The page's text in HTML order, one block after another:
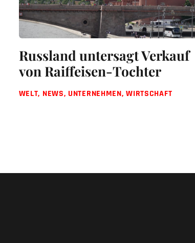
Russland untersagt Verkauf
von Raiffeisen-Tochter
WELT, NEWS, UNTERNEHMEN,WIRTSCHAFT